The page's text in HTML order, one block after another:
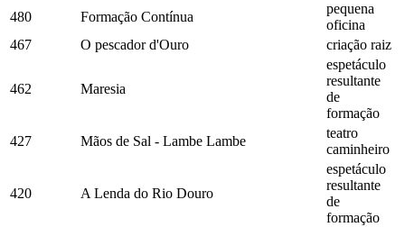
480
Formação Contínua
pequena
oficina
467
O pescador d'Ouro criação raiz
462 Maresia
espetáculo
resultante
de
formação
427
Mãos de Sal - Lambe Lambe
teatro
caminheiro
420 A Lenda do Rio Douro
espetáculo
resultante
de
formação